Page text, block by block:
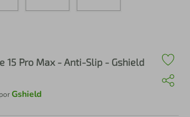
15 Pro Max - Anti-Slip - Gshield
Gshield